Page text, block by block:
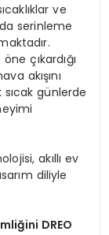
ve
serinleme
çıkardığı
akışını
günlerde
akıllı ev
diliyle
DREO